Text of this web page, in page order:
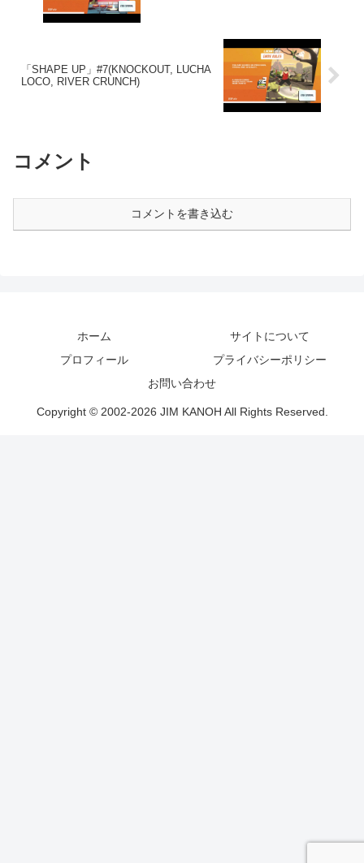
「SHAPE UP」#7(KNOCKOUT, LUCHA
LOCO, RIVER CRUNCH)
コメント
コメントを書き込む
ホーム
サイトについて
プロフィール
プライバシーポリシー
お問い合わせ
Copyright © 2002-2026 JIM KANOH All Rights Reserved.